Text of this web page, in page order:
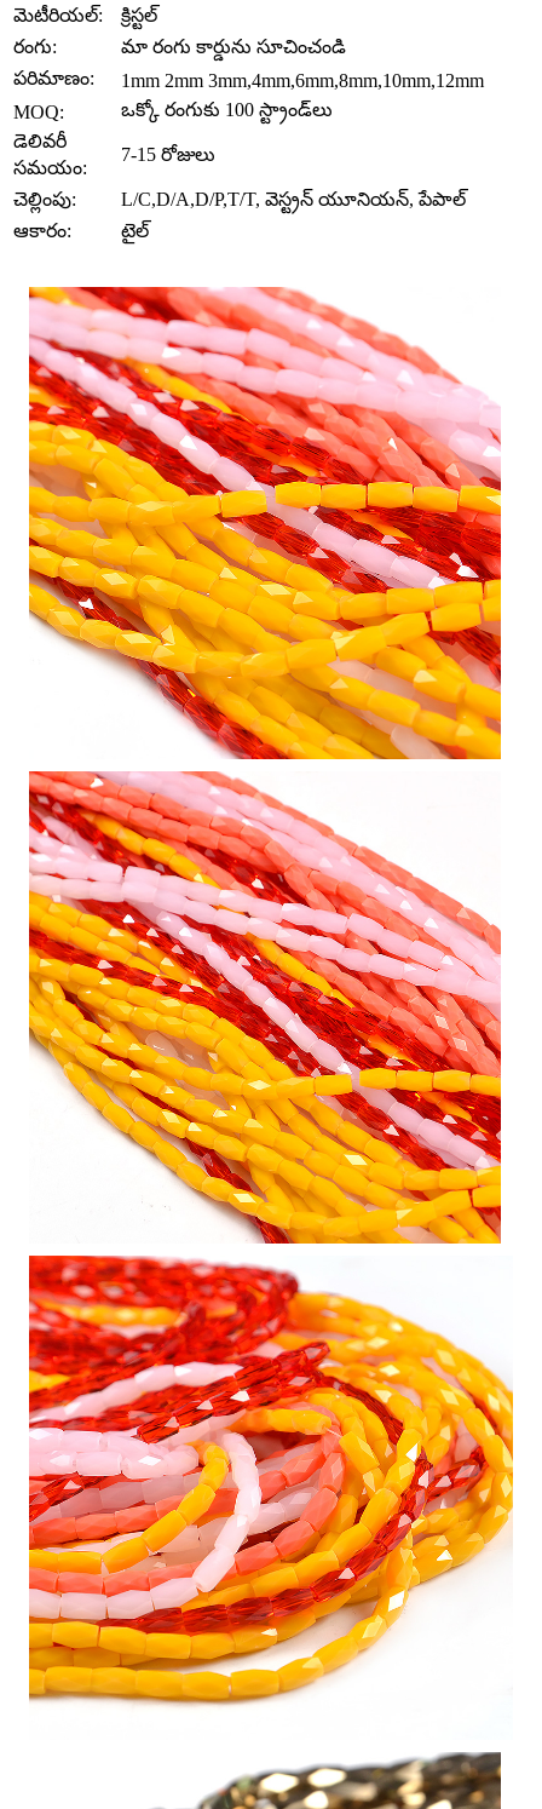
మెటీరియల్:
క్రిస్టల్
రంగు:
మా రంగు కార్డును సూచించండి
పరిమాణం:
1mm 2mm 3mm,4mm,6mm,8mm,10mm,12mm
MOQ:
ఒక్కో రంగుకు 100 స్ట్రాండ్‌లు
డెలివరీ
సమయం:
7-15 రోజులు
చెల్లింపు:
L/C,D/A,D/P,T/T, వెస్ట్రన్ యూనియన్, పేపాల్
ఆకారం:
టైల్